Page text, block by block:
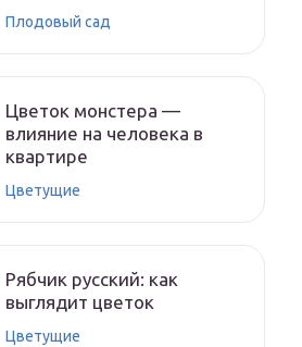
Плодовый сад
Цветок монстера —
влияние на человека в
квартире
Цветущие
Рябчик русский: как
выглядит цветок
Цветущие